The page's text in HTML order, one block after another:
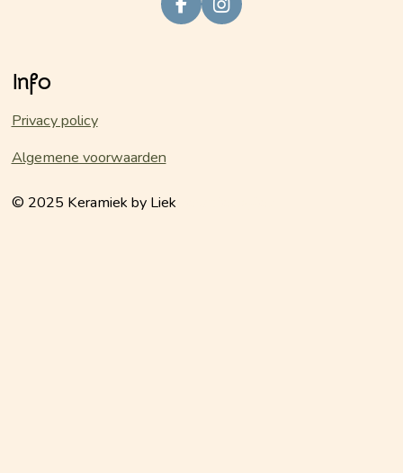
F
a
I
n
Info
Privacy policy
Algemene voorwaarden
© 2025 Keramiek by Liek